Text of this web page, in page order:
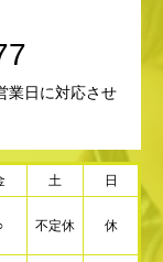
業日に対応させ
土 日
不定休 休